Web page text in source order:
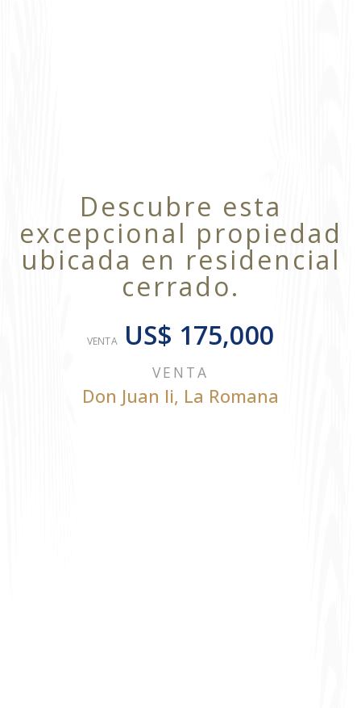
Descubre esta
excepcional propiedad
ubicada en residencial
cerrado.
VENTA US$ 175,000
VENTA
Don Juan Ii, La Romana